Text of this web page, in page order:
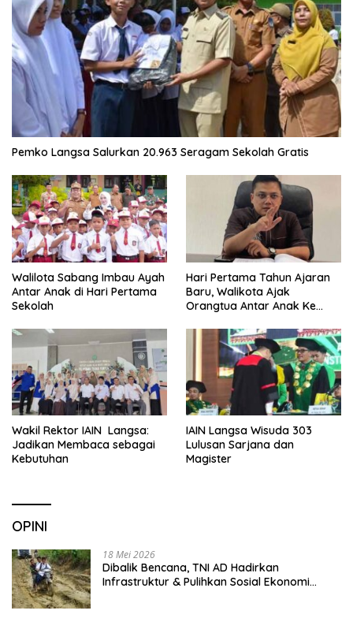
Pemko Langsa Salurkan 20.963 Seragam Sekolah Gratis
Walilota Sabang Imbau Ayah
Antar Anak di Hari Pertama
Sekolah
Hari Pertama Tahun Ajaran
Baru, Walikota Ajak
Orangtua Antar Anak Ke
Wakil Rektor IAIN Langsa:
Jadikan Membaca sebagai
Kebutuhan
IAIN Langsa Wisuda 303
Lulusan Sarjana dan
Magister
OPINI
18 Mei 2026
Dibalik Bencana, TNI AD Hadirkan
Infrastruktur & Pulihkan Sosial Ekonomi